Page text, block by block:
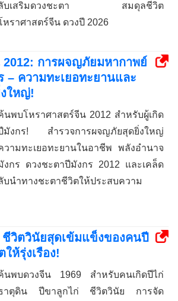
บเสริมดวงชะตา สมดุลชีวิต
หราศาสตร์จีน ดวงปี 2026
การผจญภัยมหากาพย์
– ความทะเยอทะยานและ
ใหญ่!
นพบโหราศาสตร์จีน 2012 สำหรับผู้เกิด
มังกร! สำรวจการผจญภัยสุดยิ่งใหญ่
วามทะเยอทะยานในอาชีพ พลังอำนาจ
งกร ดวงชะตาปีมังกร 2012 และเคล็ด
บนำทางชะตาชีวิตให้ประสบความ
ชีวิตวินัยสุดเข้มแข็งของคนปี
ห้รุ่งเรือง!
นพบดวงจีน 1969 สำหรับคนเกิดปีไก่
าตุดิน ปีขาลูกไก่ ชีวิตวินัย การจัด